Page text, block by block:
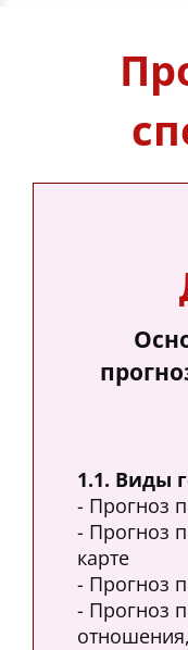
1.1. Виды
- Прогноз
- Прогноз
карте
- Прогноз
- Прогноз